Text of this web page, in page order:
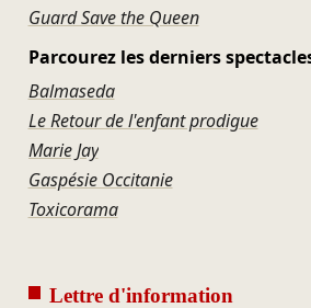
Guard Save the Queen
Parcourez les derniers
Balmaseda
Le Retour de l'enfant prodigue
Marie Jay
Gaspésie Occitanie
Toxicorama
Lettre d'information